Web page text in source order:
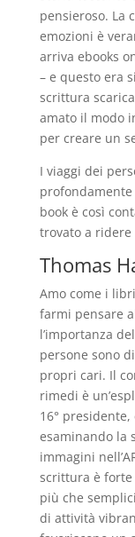
pensieroso. La
emozioni è
arriva ebooks
– e questo era
scrittura
amato il modo
per creare un
I viaggi dei
profondamente
book è così
trovato a ridere
Thomas
Amo come i
farmi pensare
l’importanza
persone sono
propri cari. Il
rimedi è
16°
esaminando la
immagini
scrittura è forte
più che
di attività